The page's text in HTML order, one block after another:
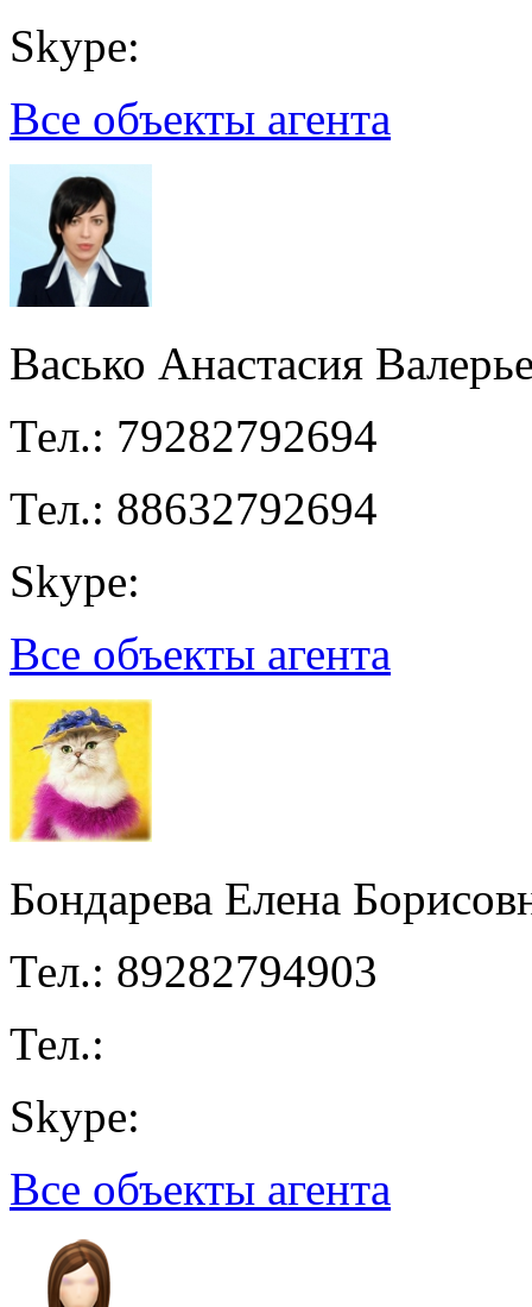
Skype:
Все объекты агента
Васько Анастасия
Тел.: 79282792694
Тел.: 88632792694
Skype:
Все объекты агента
Бондарева Елена
Тел.: 89282794903
Тел.:
Skype:
Все объекты агента